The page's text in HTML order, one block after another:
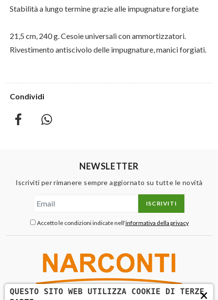
Stabilità a lungo termine grazie alle impugnature forgiate
21,5 cm, 240 g. Cesoie universali con ammortizzatori.
Rivestimento antiscivolo delle impugnature, manici forgiati.
Condividi
NEWSLETTER
Iscriviti per rimanere sempre aggiornato su tutte le novità
ISCRIVITI
Accetto le condizioni indicate nell'informativa della privacy
×
QUESTO SITO WEB UTILIZZA COOKIE DI TERZE